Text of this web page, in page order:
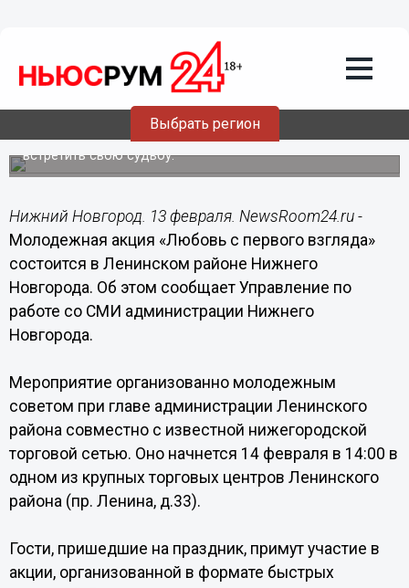
Выбрать регион
Молодежная акция «Любовь с первого
взгляда» состоится 14 февраля в
Ленинском районе Нижнего Новгорода
В акции «быстрых свиданий» примут участие
нижегородцы, желающие в День всех влюбленных
встретить свою судьбу.
Нижний Новгород. 13 февраля. NewsRoom24.ru -
Молодежная акция «Любовь с первого взгляда»
состоится в Ленинском районе Нижнего
Новгорода. Об этом сообщает Управление по
работе со СМИ администрации Нижнего
Новгорода.
Мероприятие организованно молодежным
советом при главе администрации Ленинского
района совместно с известной нижегородской
торговой сетью. Оно начнется 14 февраля в 14:00 в
одном из крупных торговых центров Ленинского
района (пр. Ленина, д.33).
Гости, пришедшие на праздник, примут участие в
акции, организованной в формате быстрых